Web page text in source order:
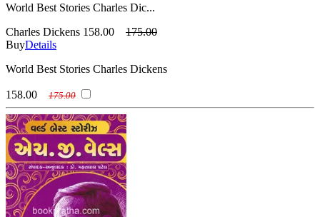
World Best Stories Charles Dic...
Charles Dickens 158.00
175.00
BuyDetails
World Best Stories Charles Dickens
158.00 175.00